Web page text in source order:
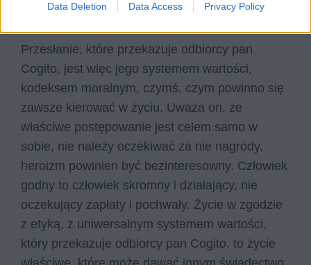
Data Deletion Data Access Privacy Policy
poddawać się – właśnie jak Roland czy Hektor.
Przesłanie, które przekazuje odbiorcy pan
Cogito, jest więc jego systemem wartości,
kodeksem moralnym, czymś, czym powinno się
zawsze kierować w życiu. Uważa on, że
właściwe postępowanie jest celem samo w
sobie, nie należy oczekiwać za nie nagrody,
heroizm powinien być bezinteresowny. Człowiek
godny to człowiek skromny i działający, nie
oczekujący zapłaty i pochwały. Życie w zgodzie
z etyką, z uniwersalnym systemem wartości,
który przekazuje odbiorcy pan Cogito, to życie